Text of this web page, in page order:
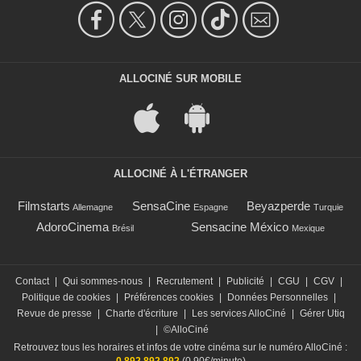
ALLOCINÉ SUR MOBILE
ALLOCINÉ À L'ÉTRANGER
Filmstarts Allemagne SensaCine Espagne Beyazperde Turquie
AdoroCinema Brésil Sensacine México Mexique
Contact Qui sommes-nous Recrutement Publicité CGU CGV
Politique de cookies
Préférences cookies Données Personnelles
Revue de presse
Charte d'écriture Les services AlloCiné
Gérer Utiq
©AlloCiné
Retrouvez tous les horaires et infos de votre cinéma sur le numéro AlloCiné :